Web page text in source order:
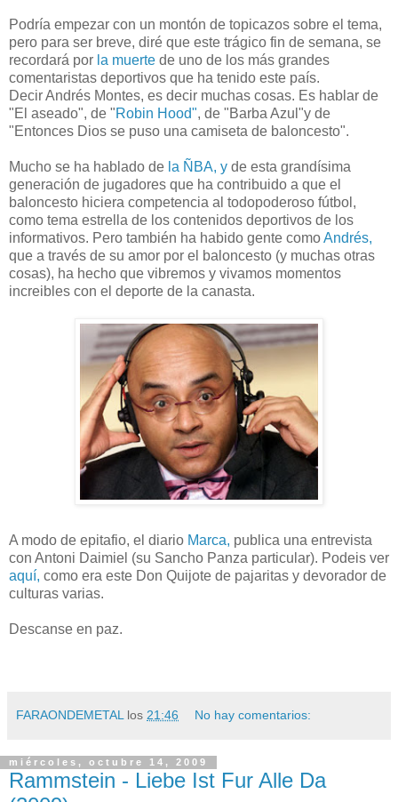
Podría empezar con un montón de topicazos sobre el tema,
pero para ser breve, diré que este trágico fin de semana, se
recordará por la muerte de uno de los más grandes
comentaristas deportivos que ha tenido este país.
Decir Andrés Montes, es decir muchas cosas. Es hablar de
"El aseado", de "Robin Hood", de "Barba Azul"y de
"Entonces Dios se puso una camiseta de baloncesto".
Mucho se ha hablado de la ÑBA, y de esta grandísima
generación de jugadores que ha contribuido a que el
baloncesto hiciera competencia al todopoderoso fútbol,
como tema estrella de los contenidos deportivos de los
informativos. Pero también ha habido gente comoAndrés,
que a través de su amor por el baloncesto (y muchas otras
cosas), ha hecho que vibremos y vivamos momentos
increibles con el deporte de la canasta.
A modo de epitafio, el diario Marca, publica una entrevista
con Antoni Daimiel (su Sancho Panza particular). Podeis ver
aquí, como era este Don Quijote de pajaritas y devorador de
culturas varias.
Descanse en paz.
FARAONDEMETAL los 21:46 No hay comentarios:
miércoles, octubre 14, 2009
Rammstein - Liebe Ist Fur Alle Da